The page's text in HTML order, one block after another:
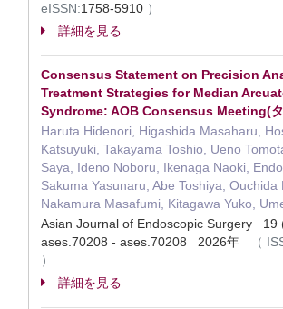
eISSN:1758-5910 ）
詳細を見る
Consensus Statement on Precision
Treatment Strategies for Median
Syndrome: AOB Consensus Meeting(タ
Haruta Hidenori, Higashida Masaharu,
Katsuyuki, Takayama Toshio, Ueno
Saya, Ideno Noboru, Ikenaga Naoki, Endo
Sakuma Yasunaru, Abe Toshiya, Ouchida
Nakamura Masafumi, Kitagawa Yuko,
Asian Journal of Endoscopic Surgery 19
ases.70208 - ases.70208 2026年
（
）
詳細を見る